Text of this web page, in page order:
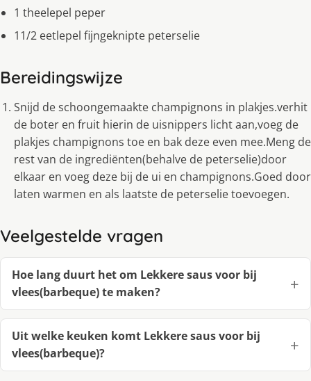
1 theelepel peper
11/2 eetlepel fijngeknipte peterselie
Bereidingswijze
Snijd de schoongemaakte champignons in plakjes.verhit
de boter en fruit hierin de uisnippers licht aan,voeg de
plakjes champignons toe en bak deze even mee.Meng de
rest van de ingrediënten(behalve de peterselie)door
elkaar en voeg deze bij de ui en champignons.Goed door
laten warmen en als laatste de peterselie toevoegen.
Veelgestelde vragen
Hoe lang duurt het om Lekkere saus voor bij
vlees(barbeque) te maken?
Uit welke keuken komt Lekkere saus voor bij
vlees(barbeque)?